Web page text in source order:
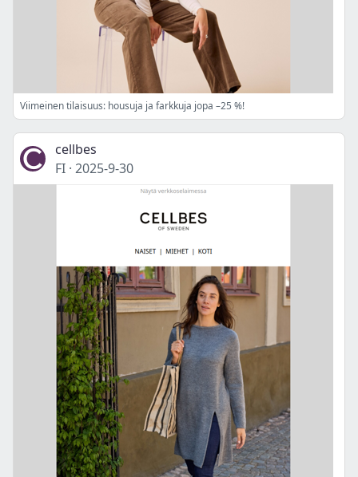
Viimeinen tilaisuus: housuja ja farkkuja jopa –25 %!
cellbes
FI · 2025-9-30